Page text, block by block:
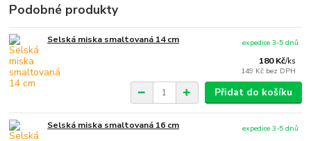
Podobné produkty
Selská miska smaltovaná 14 cm
180 Kč/ks
149 Kč bez DPH
expedice 3-5 dnů
Přidat do košíku
Selská miska smaltovaná 16 cm
expedice 3-5 dnů